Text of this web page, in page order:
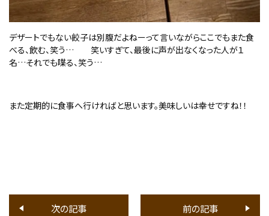
デザートでもない餃子は別腹だよねーって言いながらここでもまた食
べる、飲む、笑う… 笑いすぎて、最後に声が出なくなった人が１
名…それでも喋る、笑う…
また定期的に食事へ行ければと思います。美味しいは幸せですね！！
次の記事 前の記事